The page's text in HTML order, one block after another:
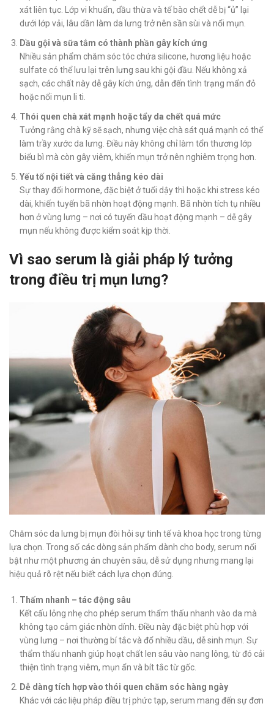
xát liên tục. Lớp vi khuẩn, dầu thừa và tế bào chết dễ bị “ủ” lại
dưới lớp vải, lâu dần làm da lưng trở nên sần sùi và nổi mụn.
Dầu gội và sữa tắm có thành phần gây kích ứng
Nhiều sản phẩm chăm sóc tóc chứa silicone, hương liệu hoặc
sulfate có thể lưu lại trên lưng sau khi gội đầu. Nếu không xả
sạch, các chất này dễ gây kích ứng, dẫn đến tình trạng mẩn đỏ
hoặc nổi mụn li ti.
Thói quen chà xát mạnh hoặc tẩy da chết quá mức
Tưởng rằng chà kỹ sẽ sạch, nhưng việc chà sát quá mạnh có thể
làm trầy xước da lưng. Điều này không chỉ làm tổn thương lớp
biểu bì mà còn gây viêm, khiến mụn trở nên nghiêm trọng hơn.
Yếu tố nội tiết và căng thẳng kéo dài
Sự thay đổi hormone, đặc biệt ở tuổi dậy thì hoặc khi stress kéo
dài, khiến tuyến bã nhờn hoạt động mạnh. Bã nhờn tích tụ nhiều
hơn ở vùng lưng – nơi có tuyến dầu hoạt động mạnh – dễ gây
mụn nếu không được kiểm soát kịp thời.
Vì sao serum là giải pháp lý tưởng
trong điều trị mụn lưng?
Chăm sóc da lưng bị mụn đòi hỏi sự tinh tế và khoa học trong từng
lựa chọn. Trong số các dòng sản phẩm dành cho body, serum nổi
bật như một phương án chuyên sâu, dễ sử dụng nhưng mang lại
hiệu quả rõ rệt nếu biết cách lựa chọn đúng.
Thấm nhanh – tác động sâu
Kết cấu lỏng nhẹ cho phép serum thẩm thấu nhanh vào da mà
không tạo cảm giác nhờn dính. Điều này đặc biệt phù hợp với
vùng lưng – nơi thường bí tắc và đổ nhiều dầu, dễ sinh mụn. Sự
thẩm thấu nhanh giúp hoạt chất len sâu vào nang lông, từ đó cải
thiện tình trạng viêm, mụn ẩn và bít tắc từ gốc.
Dễ dàng tích hợp vào thói quen chăm sóc hàng ngày
Khác với các liệu pháp điều trị phức tạp, serum mang đến sự đơn